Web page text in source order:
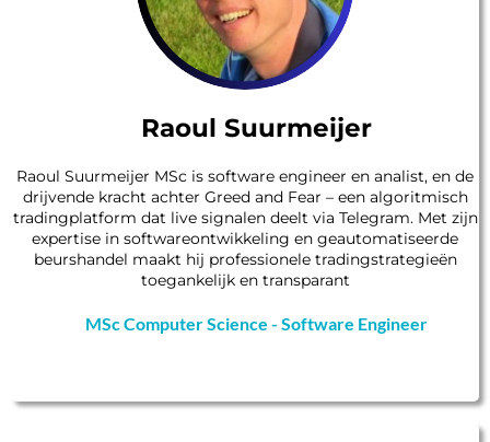
Raoul Suurmeijer
Raoul Suurmeijer MSc is software engineer en analist, en de
drijvende kracht achter Greed and Fear – een algoritmisch
tradingplatform dat live signalen deelt via Telegram. Met zijn
expertise in softwareontwikkeling en geautomatiseerde
beurshandel maakt hij professionele tradingstrategieën
toegankelijk en transparant
MSc Computer Science - Software Engineer